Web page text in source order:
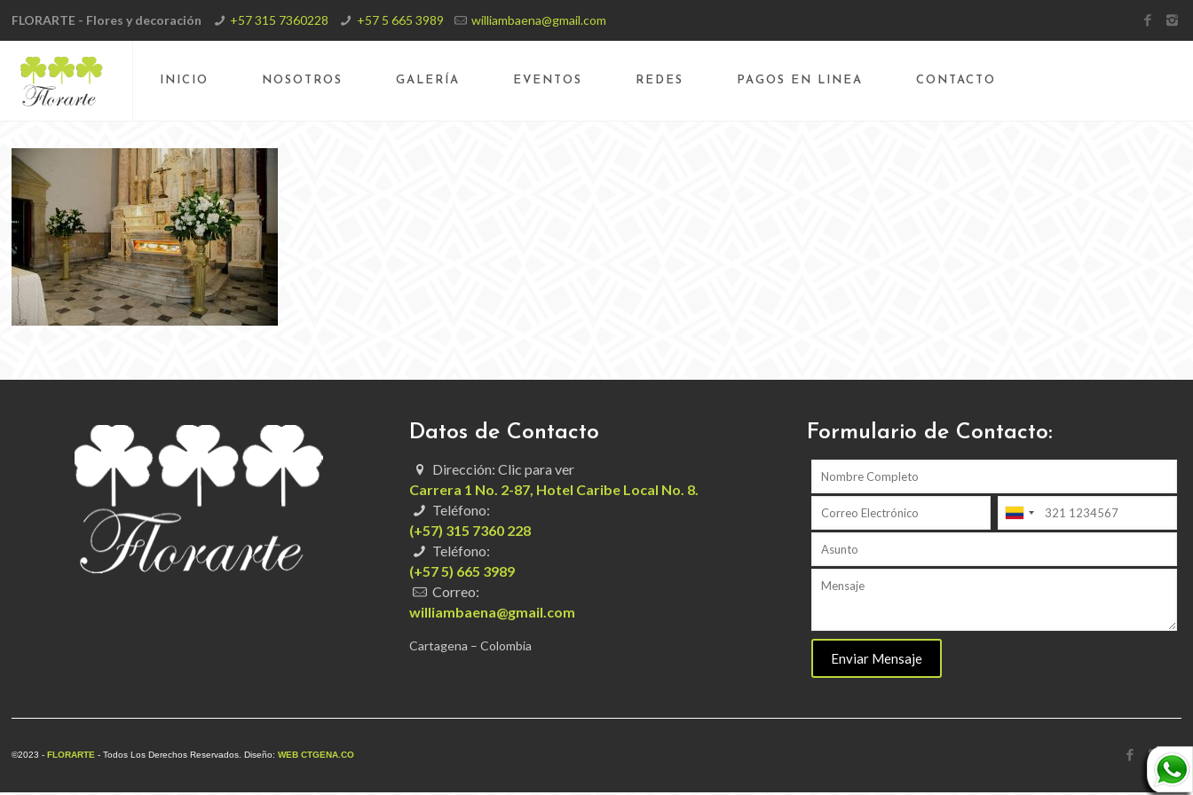
FLORARTE - Flores y decoración +57 315 7360228 +57 5 665 3989 williambaena@gmail.com
INICIO NOSOTROS GALERÍA EVENTOS REDES PAGOS EN LINEA CONTACTO
Datos de Contacto
Dirección: Clic para ver
Carrera 1 No. 2-87, Hotel Caribe Local No. 8.
Teléfono:
(+57) 315 7360 228
Teléfono:
(+57 5) 665 3989
Correo:
williambaena@gmail.com
Cartagena – Colombia
Formulario de Contacto:
©2023 -FLORARTE - Todos Los Derechos Reservados. Diseño:WEB CTGENA.CO